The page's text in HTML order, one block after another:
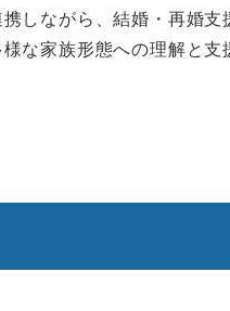
しながら、結婚・再婚支
な家族形態への理解と支